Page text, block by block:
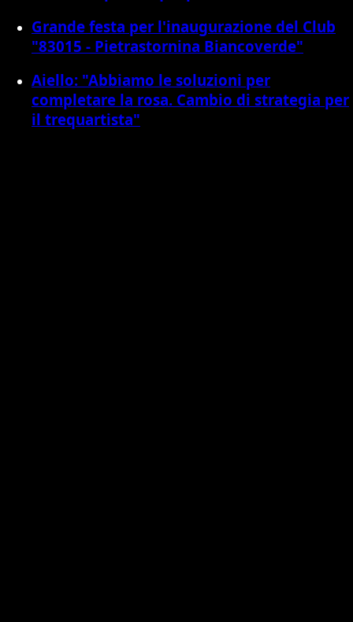
Grande festa per l'inaugurazione del Club
"83015 - Pietrastornina Biancoverde"
Aiello: "Abbiamo le soluzioni per
completare la rosa. Cambio di strategia per
il trequartista"